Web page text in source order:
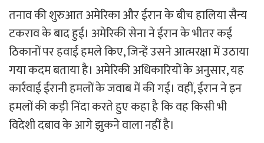
तनाव की शुरुआत अमेरिका और ईरान के बीच हालिया सैन्य
टकराव के बाद हुई। अमेरिकी सेना ने ईरान के भीतर कई
ठिकानों पर हवाई हमले किए, जिन्हें उसने आत्मरक्षा में उठाया
गया कदम बताया है। अमेरिकी अधिकारियों के अनुसार, यह
कार्रवाई ईरानी हमलों के जवाब में की गई। वहीं, ईरान ने इन
हमलों की कड़ी निंदा करते हुए कहा है कि वह किसी भी
विदेशी दबाव के आगे झुकने वाला नहीं है।